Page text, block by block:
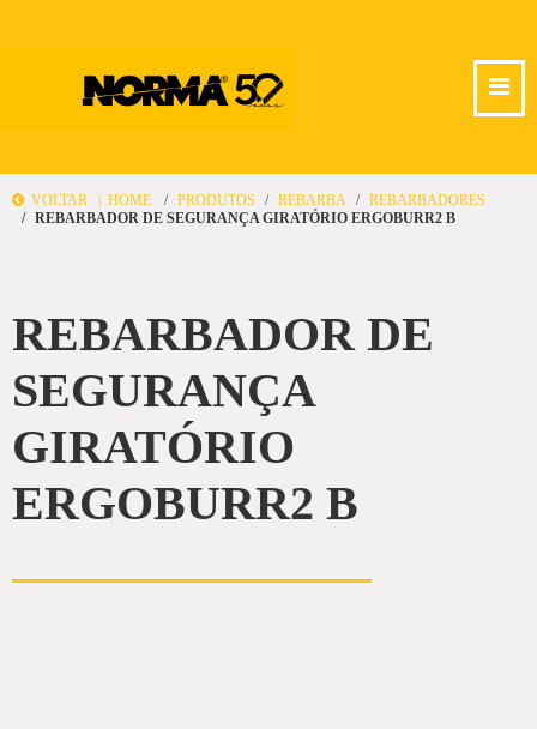
VOLTAR | HOME PRODUTOS REBARBA
REBARBADORES
REBARBADOR DE SEGURANÇA GIRATÓRIO ERGOBURR2 B
REBARBADOR DE
SEGURANÇA
GIRATÓRIO
ERGOBURR2 B